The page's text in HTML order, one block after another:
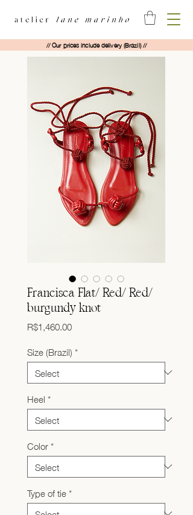
// Our prices include delivery (Brazil) //
Francisca Flat/ Red/ Red/
burgundy knot
R$1,460.00Price
Size (Brazil)*
Heel*
Color*
Type of tie*